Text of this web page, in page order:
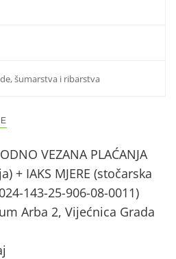
šumarstva i ribarstva
VEZANA PLAĆANJA
+ IAKS MJERE (stočarska
143-25-906-08-0011)
Arba 2, Vijećnica Grada